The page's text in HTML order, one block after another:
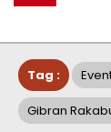
Tag :
Gibran